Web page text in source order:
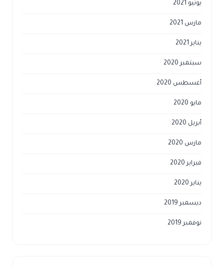
يونيو 2021
مارس 2021
يناير 2021
سبتمبر 2020
أغسطس 2020
مايو 2020
أبريل 2020
مارس 2020
فبراير 2020
يناير 2020
ديسمبر 2019
نوفمبر 2019